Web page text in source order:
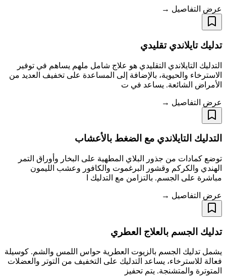
عرض التفاصيل →
تدليك تايلاندي تقليدي
التدليك التايلاندي التقليدي هو علاج شامل ملهم يساهم في توفير
الاسترخاء والحيوية، بالإضافة إلى المساعدة على تخفيف العديد من
الأمراض الشائعة. يساعد في ت
عرض التفاصيل →
التدليك التايلاندي مع الضغط بالأعشاب
توضع كمادات من جذور البلاي المطهية على البخار وأوراق التمر
الهندي والكركم وقشور البرغموت والكافور وعشب الليمون
مباشرة على الجسم. بالتزامن مع التدليك ا
عرض التفاصيل →
تدليك الجسم بالعلاج العطري
يشمل تدليك الجسم بالزيوت العطرية حواس اللمس والشم. كوسيلة
فعالة للاسترخاء، يساعد التدليك على التخفيف من التوتر والعضلات
المتوترة والمتشنجة. يتم تحفيز